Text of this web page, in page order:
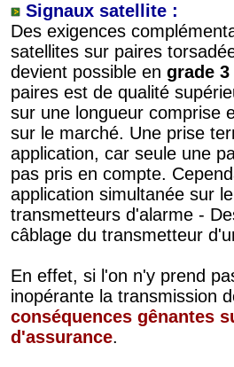
Signaux satellite :
Des exigences
satellites sur paires
devient possible en grade 3
paires est de qualité
sur une longueur comprise
sur le marché. Une prise
application, car seule une
pas pris en compte.
application simultanée sur
transmetteurs d'alarme -
câblage du transmetteur
En effet, si l'on n'y prend
inopérante la transmission
conséquences gênantes
d'assurance.